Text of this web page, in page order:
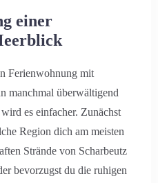
einer
Ferienwohnung mit
manchmal überwältigend
es einfacher. Zunächst
Region dich am meisten
Strände von Scharbeutz
bevorzugst du die ruhigen